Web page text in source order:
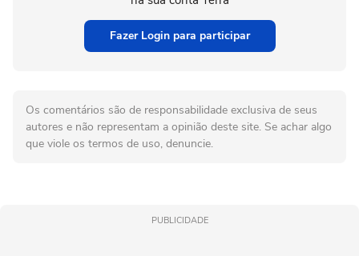
Fazer Login para participar
Os comentários são de responsabilidade exclusiva de seus
autores e não representam a opinião deste site. Se achar algo
que viole os termos de uso, denuncie.
PUBLICIDADE